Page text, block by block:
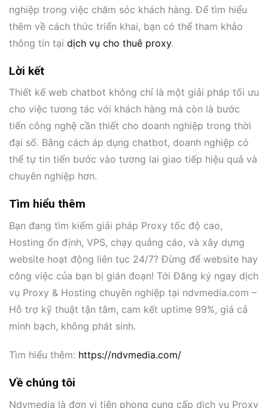
nghiệp trong việc chăm sóc khách hàng. Để tìm hiểu
thêm về cách thức triển khai, bạn có thể tham khảo
thông tin tại dịch vụ cho thuê proxy.
Lời kết
Thiết kế web chatbot không chỉ là một giải pháp tối ưu
cho việc tương tác với khách hàng mà còn là bước
tiến công nghệ cần thiết cho doanh nghiệp trong thời
đại số. Bằng cách áp dụng chatbot, doanh nghiệp có
thể tự tin tiến bước vào tương lai giao tiếp hiệu quả và
chuyên nghiệp hơn.
Tìm hiểu thêm
Bạn đang tìm kiếm giải pháp Proxy tốc độ cao,
Hosting ổn định, VPS, chạy quảng cáo, và xây dựng
website hoạt động liên tục 24/7? Đừng để website hay
công việc của bạn bị gián đoạn! Tới Đăng ký ngay dịch
vụ Proxy & Hosting chuyên nghiệp tại ndvmedia.com –
Hỗ trợ kỹ thuật tận tâm, cam kết uptime 99%, giá cả
minh bạch, không phát sinh.
Tìm hiểu thêm: https://ndvmedia.com/
Về chúng tôi
Ndvmedia là đơn vị tiên phong cung cấp dịch vụ Proxy